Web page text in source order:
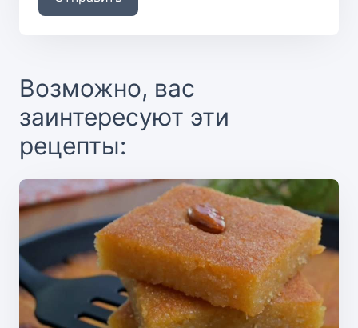
Возможно, вас
заинтересуют эти
рецепты: